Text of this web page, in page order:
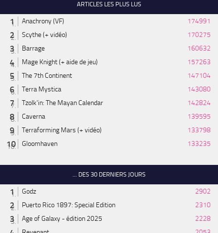
ARTICLES LES PLUS LUS
Anachrony (VF)
174991
Scythe (+ vidéo)
170275
Barrage
160632
Mage Knight (+ aide de jeu)
157263
The 7th Continent
147104
Terra Mystica
143080
Tzolk'in: The Mayan Calendar
142824
Caverna
139595
Terraforming Mars (+ vidéo)
133798
Gloomhaven
133235
... DES 30 DERNIERS JOURS
Godz
2902
Puerto Rico 1897: Special Edition
2310
Age of Galaxy - édition 2025
2228